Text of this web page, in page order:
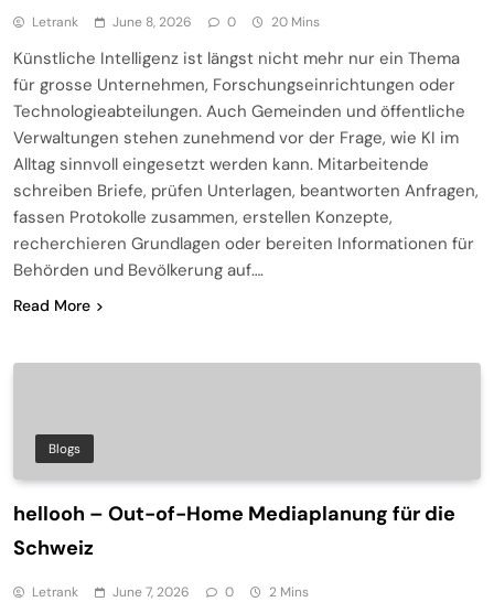
Letrank June 8, 2026 0 20 Mins
Künstliche Intelligenz ist längst nicht mehr nur ein Thema
für grosse Unternehmen, Forschungseinrichtungen oder
Technologieabteilungen. Auch Gemeinden und öffentliche
Verwaltungen stehen zunehmend vor der Frage, wie KI im
Alltag sinnvoll eingesetzt werden kann. Mitarbeitende
schreiben Briefe, prüfen Unterlagen, beantworten Anfragen,
fassen Protokolle zusammen, erstellen Konzepte,
recherchieren Grundlagen oder bereiten Informationen für
Behörden und Bevölkerung auf….
Read More
Blogs
hellooh – Out-of-Home Mediaplanung für die
Schweiz
Letrank June 7, 2026 0 2 Mins